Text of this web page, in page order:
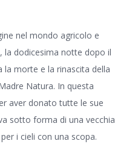
nel mondo agricolo e
la dodicesima notte dopo il
la morte e la rinascita della
Natura. In questa
aver donato tutte le sue
sotto forma di una vecchia
i cieli con una scopa.